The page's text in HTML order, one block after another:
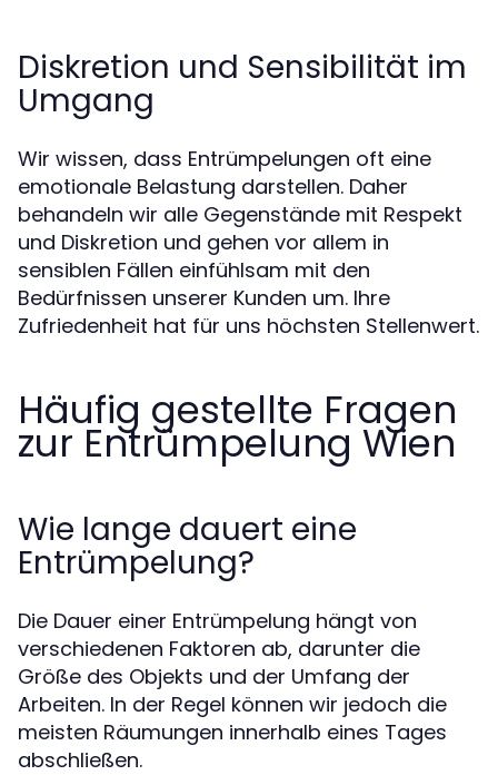
Diskretion und Sensibilität im
Umgang
Wir wissen, dass Entrümpelungen oft eine
emotionale Belastung darstellen. Daher
behandeln wir alle Gegenstände mit Respekt
und Diskretion und gehen vor allem in
sensiblen Fällen einfühlsam mit den
Bedürfnissen unserer Kunden um. Ihre
Zufriedenheit hat für uns höchsten Stellenwert.
Häufig gestellte Fragen
zur Entrümpelung Wien
Wie lange dauert eine
Entrümpelung?
Die Dauer einer Entrümpelung hängt von
verschiedenen Faktoren ab, darunter die
Größe des Objekts und der Umfang der
Arbeiten. In der Regel können wir jedoch die
meisten Räumungen innerhalb eines Tages
abschließen.